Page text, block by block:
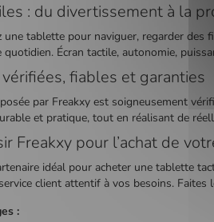
: du divertissement à la
une tablette pour naviguer, regarder
Écran tactile, autonomie,
fiables et garanties
par Freakxy est soigneusement
et pratique, tout en réalisant de
Freakxy pour l’achat de
idéal pour acheter une tablette
client attentif à vos besoins. Faites
: